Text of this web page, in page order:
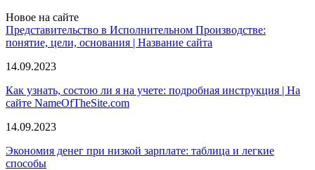
Новое на сайте
Представительство в Исполнительном Производстве:
понятие, цели, основания | Название сайта
14.09.2023
Как узнать, состою ли я на учете: подробная инструкция | На
сайте NameOfTheSite.com
14.09.2023
Экономия денег при низкой зарплате: таблица и легкие
способы